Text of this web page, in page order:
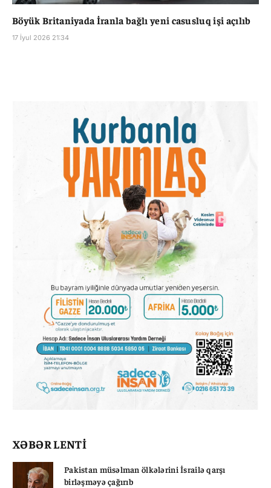
Böyük Britaniyada İranla bağlı yeni casusluq işi açılıb
17 İyul 2026 21:34
XƏBƏR LENTİ
Pakistan müsəlman ölkələrini İsrailə qarşı
birləşməyə çağırıb